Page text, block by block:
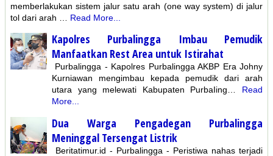
memberlakukan sistem jalur satu arah (one way system) di jalur
tol dari arah …
Read More...
Kapolres Purbalingga Imbau Pemudik
Manfaatkan Rest Area untuk Istirahat
Purbalingga - Kapolres Purbalingga AKBP Era Johny
Kurniawan mengimbau kepada pemudik dari arah
utara yang melewati Kabupaten PurbaIing…
Read
More...
Dua Warga Pengadegan Purbalingga
Meninggal Tersengat Listrik
Beritatimur.id - Purbalingga - Peristiwa nahas terjadi